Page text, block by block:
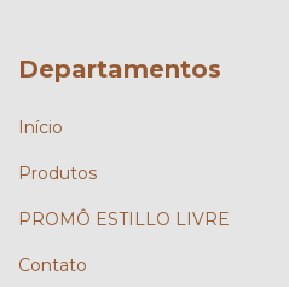
Departamentos
Início
Produtos
PROMÔ ESTILLO LIVRE
Contato